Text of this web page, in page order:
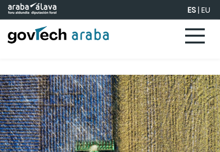
Saltar al contenido principal ES|EU